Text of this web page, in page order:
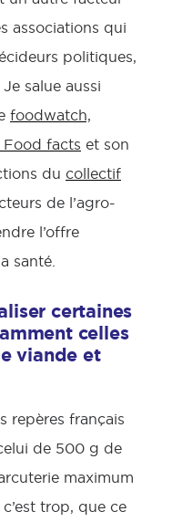
associations qui
politiques,
salue aussi
foodwatch,
Food facts et son
du collectif
de l’agro-
l’offre
santé.
certaines
celles
viande et
repères français
de 500 g de
maximum
trop, que ce